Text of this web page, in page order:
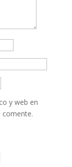
y web en
comente.